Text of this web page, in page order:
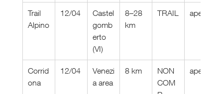
Trail
Alpino
12/04
Castel
gomb
erto
(VI)
8–28
km
TRAIL aperte
Corrid
ona
12/04
Venezi
a area
8 km
NON
COM
aperte